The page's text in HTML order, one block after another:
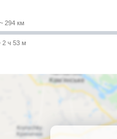
~ 294 км
2 ч 53 м